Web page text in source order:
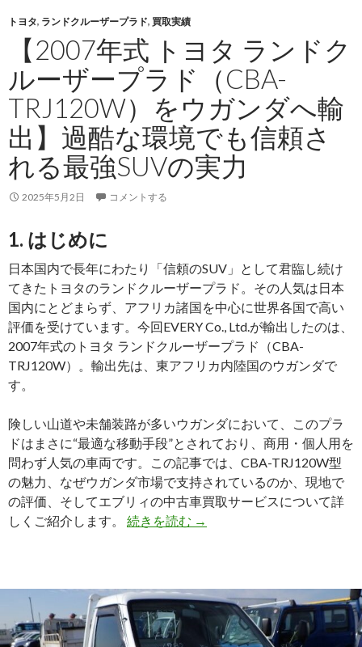
トヨタ, ランドクルーザープラド, 買取実績
【2007年式 トヨタ ランドク
ルーザープラド（CBA-
TRJ120W）をウガンダへ輸
出】過酷な環境でも信頼さ
れる最強SUVの実力
2025年5月2日 コメントする
1. はじめに
日本国内で長年にわたり「信頼のSUV」として君臨し続け
てきたトヨタのランドクルーザープラド。その人気は日本
国内にとどまらず、アフリカ諸国を中心に世界各国で高い
評価を受けています。今回EVERY Co., Ltd.が輸出したのは、
2007年式のトヨタ ランドクルーザープラド（CBA-
TRJ120W）。輸出先は、東アフリカ内陸国のウガンダで
す。
険しい山道や未舗装路が多いウガンダにおいて、このプラ
ドはまさに“最適な移動手段”とされており、商用・個人用を
問わず人気の車両です。この記事では、CBA-TRJ120W型
の魅力、なぜウガンダ市場で支持されているのか、現地で
の評価、そしてエブリィの中古車買取サービスについて詳
しくご紹介します。 続きを読む 【2007
ヨ
タ
→